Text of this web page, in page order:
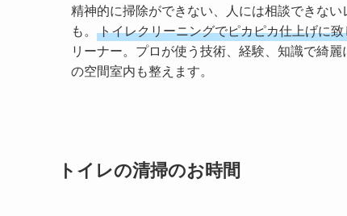
精神的に掃除ができない、人には相談できな
も。 トイレクリーニングでピカピカ仕上げに
リーナー。プロが使う技術、経験、知識で綺
の空間室内も整えます。
トイレの清掃のお時間